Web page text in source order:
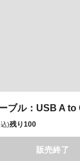
ブル：USB A to
)残り100
販売終了